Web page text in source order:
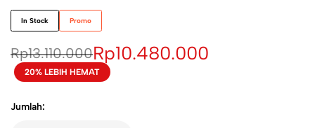
In Stock Promo
Rp13.110.000Rp10.480.000
20% LEBIH HEMAT
Jumlah: